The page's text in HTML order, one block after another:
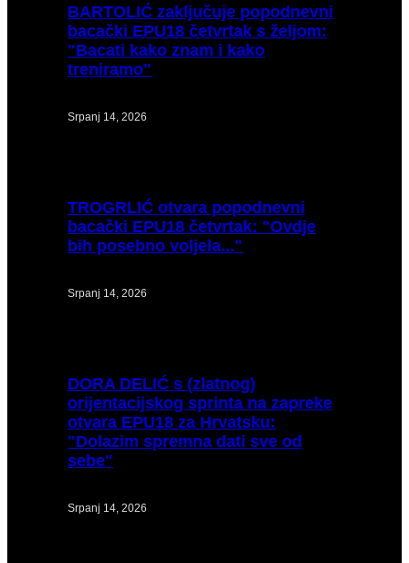
BARTOLIĆ zaključuje popodnevni
bacački EPU18 četvrtak s željom:
"Bacati kako znam i kako
treniramo"
Srpanj 14, 2026
TROGRLIĆ otvara popodnevni
bacački EPU18 četvrtak: "Ovdje
bih posebno voljela..."
Srpanj 14, 2026
DORADELIĆ s (zlatnog)
orijentacijskog sprinta na zapreke
otvara EPU18 za Hrvatsku:
"Dolazim spremna dati sve od
sebe"
Srpanj 14, 2026